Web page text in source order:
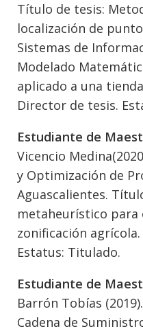
Título de tesis:
localización de
Sistemas de
Modelado
aplicado a una
Director de tesis.
Estudiante de
Vicencio
y Optimización de
Aguascalientes.
metaheurístico para
zonificación
Estatus: Titulado.
Estudiante de
Barrón Tobías
Cadena de